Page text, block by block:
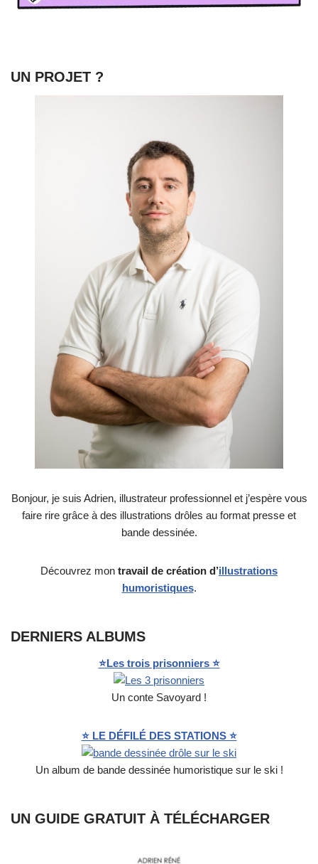
UN PROJET ?
Bonjour, je suis Adrien, illustrateur professionnel et j’espère vous
faire rire grâce à des illustrations drôles au format presse et
bande dessinée.
Découvrez mon travail de création d’illustrations
humoristiques.
DERNIERS ALBUMS
⭐Les trois prisonniers ⭐
Un conte Savoyard !
⭐ LE DÉFILÉ DES STATIONS ⭐
Un album de bande dessinée humoristique sur le ski !
UN GUIDE GRATUIT À TÉLÉCHARGER